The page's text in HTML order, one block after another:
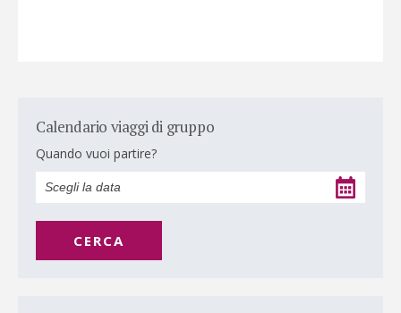
Calendario viaggi di gruppo
Quando vuoi partire?
CERCA